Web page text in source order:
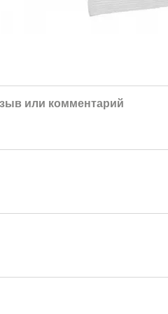
или комментарий